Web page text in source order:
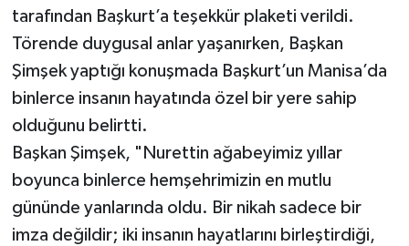
tarafından Başkurt’a teşekkür plaketi verildi.
Törende duygusal anlar yaşanırken, Başkan
Şimşek yaptığı konuşmada Başkurt’un Manisa’da
binlerce insanın hayatında özel bir yere sahip
olduğunu belirtti.
Başkan Şimşek, "Nurettin ağabeyimiz yıllar
boyunca binlerce hemşehrimizin en mutlu
gününde yanlarında oldu. Bir nikah sadece bir
imza değildir; iki insanın hayatlarını birleştirdiği,